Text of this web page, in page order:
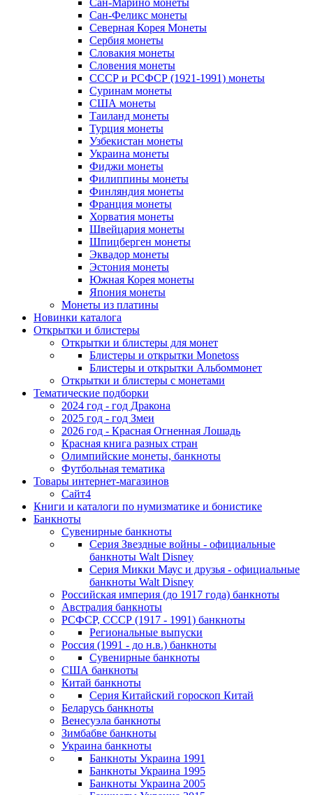
Сан-Марино монеты
Сан-Феликс монеты
Северная Корея Монеты
Сербия монеты
Словакия монеты
Словения монеты
СССР и РСФСР (1921-1991) монеты
Суринам монеты
США монеты
Таиланд монеты
Турция монеты
Узбекистан монеты
Украина монеты
Фиджи монеты
Филиппины монеты
Финляндия монеты
Франция монеты
Хорватия монеты
Швейцария монеты
Шпицберген монеты
Эквадор монеты
Эстония монеты
Южная Корея монеты
Япония монеты
Монеты из платины
Новинки каталога
Открытки и блистеры
Открытки и блистеры для монет
Блистеры и открытки Monetoss
Блистеры и открытки Альбоммонет
Открытки и блистеры с монетами
Тематические подборки
2024 год - год Дракона
2025 год - год Змеи
2026 год - Красная Огненная Лошадь
Красная книга разных стран
Олимпийские монеты, банкноты
Футбольная тематика
Товары интернет-магазинов
Сайт4
Книги и каталоги по нумизматике и бонистике
Банкноты
Сувенирные банкноты
Серия Звездные войны - официальные
банкноты Walt Disney
Серия Микки Маус и друзья - официальные
банкноты Walt Disney
Российская империя (до 1917 года) банкноты
Австралия банкноты
РСФСР, СССР (1917 - 1991) банкноты
Региональные выпуски
Россия (1991 - до н.в.) банкноты
Сувенирные банкноты
США банкноты
Китай банкноты
Серия Китайский гороскоп Китай
Беларусь банкноты
Венесуэла банкноты
Зимбабве банкноты
Украина банкноты
Банкноты Украина 1991
Банкноты Украина 1995
Банкноты Украина 2005